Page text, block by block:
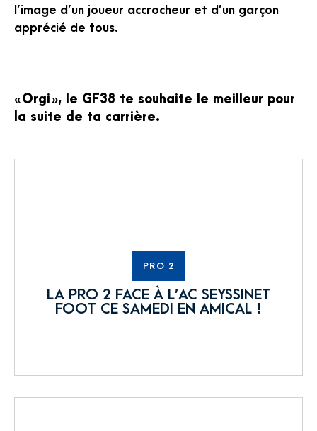
l’image d’un joueur accrocheur et d’un garçon
apprécié de tous.
« Orgi », le GF38 te souhaite le meilleur pour
la suite de ta carrière.
PRO 2
LA PRO 2 FACE À L’AC SEYSSINET
FOOT CE SAMEDI EN AMICAL !